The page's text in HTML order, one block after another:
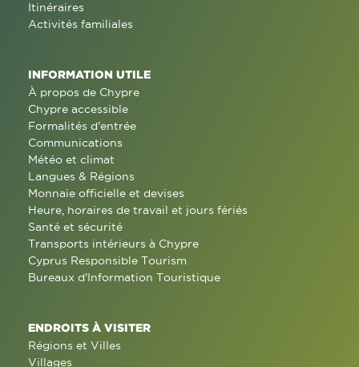
Itinéraires
Activités familiales
INFORMATION UTILE
À propos de Chypre
Chypre accessible
Formalités d'entrée
Communications
Météo et climat
Langues & Régions
Monnaie officielle et devises
Heure, horaires de travail et jours fériés
Santé et sécurité
Transports intérieurs à Chypre
Cyprus Responsible Tourism
Bureaux d'Information Touristique
ENDROITS À VISITER
Régions et Villes
Villages